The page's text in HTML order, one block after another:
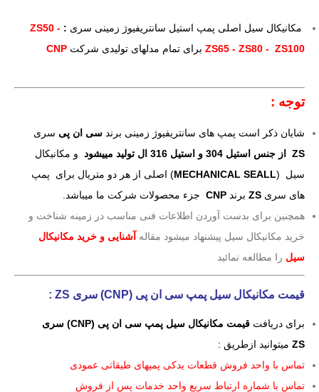
مکانیکال سیل اصلی پمپ استیل سانتریفیوژ زمینی سری :
ZS50 -
ZS65 - ZS80 - ZS100 برای تمام مدلهای تولیدی شرکت CNP
توجه :
شایان ذکر است پمپ های سانتریفیوژ زمینی برند سی ان پی سری
ZS از جنس استیل 304 و استیل 316 ال تولید مییشود
و مکانیکال
سیل (MECHANICAL SEALL) اصلی از هر دو متریال برای پمپ
های سری ZS برند CNP جزء محصولات شرکت ما میباشد.
همچنین برای بدست آوردن اطلاعات فنی مناسب در زمینه شناخت و
خرید مکانیکال سیل پیشنهاد میشود مقاله آشنایی و خرید مکانیکال
سیل را مطالعه نمائید
قیمت مکانیکال سیل پمپ سی ان پی (CNP) سری ZS :
برای دریافت
قیمت مکانیکال سیل پمپ سی ان پی (CNP) سری
ZS میتوانید ازطریق :
تماس با واحد فروش قطعات یدکی پمپهای طیقاتی عمودی
تماس با شماره ارتباط سریع واحد خدمات پس از فروش